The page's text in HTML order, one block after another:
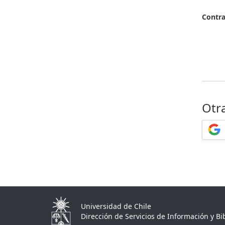
Universidad de Chile
Dirección de Servicios de Información y